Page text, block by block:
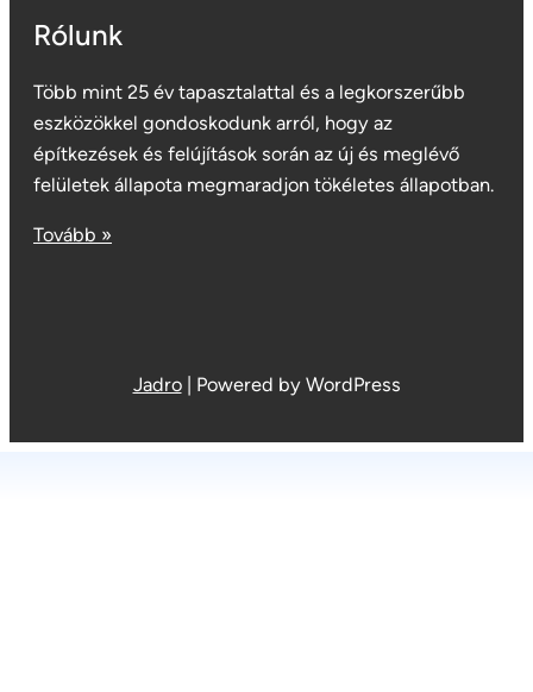
Rólunk
Több mint 25 év tapasztalattal és a legkorszerűbb
eszközökkel gondoskodunk arról, hogy az
építkezések és felújítások során az új és meglévő
felületek állapota megmaradjon tökéletes állapotban.
Tovább »
Jadro Powered by WordPress